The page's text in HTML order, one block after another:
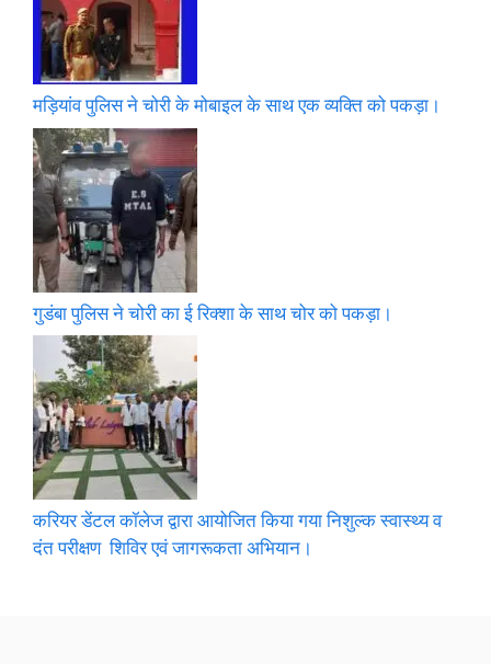
मड़ियांव पुलिस ने चोरी के मोबाइल के साथ एक व्यक्ति को पकड़ा।
गुडंबा पुलिस ने चोरी का ई रिक्शा के साथ चोर को पकड़ा।
करियर डेंटल कॉलेज द्वारा आयोजित किया गया निशुल्क स्वास्थ्य व
दंत परीक्षण शिविर एवं जागरूकता अभियान।